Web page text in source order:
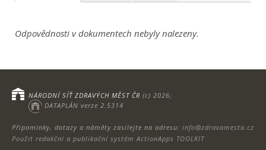
Odpovědnosti v dokumentech nebyly nalezeny.
Připomínky, dotazy a náměty zasílejte na adresu: info@zdravamesta.cz
Použit redakční a publikační systém ActionApps TOOLKIT
NÁRODNÍ SÍŤ ZDRAVÝCH MĚST ČR (c) 2026;
DATAPLÁN verze 2.5314